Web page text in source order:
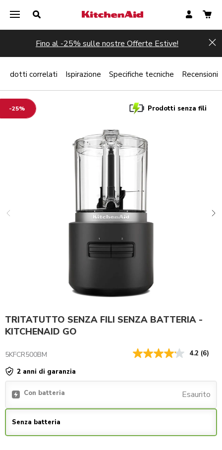
Fino al -25% sulle nostre Offerte Estive!
-25% Prodotti senza fili
TRITATUTTO SENZA FILI SENZA BATTERIA -
KITCHENAID GO
5KFCR500BM 4.2 (6)
2 anni di garanzia
Con batteria Esaurito
Senza batteria
correlati Ispirazione Specifiche tecniche Recensioni